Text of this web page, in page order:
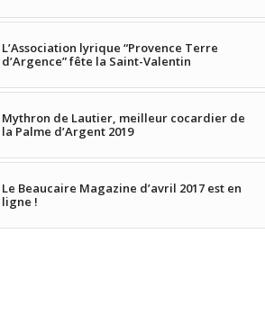
L’Association lyrique “Provence Terre
d’Argence” fête la Saint-Valentin
Mythron de Lautier, meilleur cocardier de
la Palme d’Argent 2019
Le Beaucaire Magazine d’avril 2017 est en
ligne !